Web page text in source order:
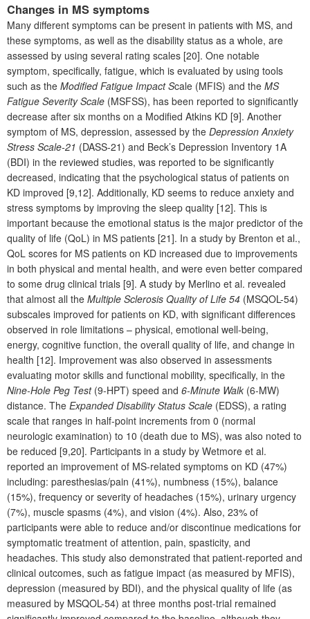
Changes in MS symptoms
Many different symptoms can be present in patients with MS, and
these symptoms, as well as the disability status as a whole, are
assessed by using several rating scales [20]. One notable
symptom, specifically, fatigue, which is evaluated by using tools
such as the Modified Fatigue Impact Scale (MFIS) and the MS
Fatigue Severity Scale (MSFSS), has been reported to significantly
decrease after six months on a Modified Atkins KD [9]. Another
symptom of MS, depression, assessed by the Depression Anxiety
Stress Scale-21 (DASS-21) and Beck’s Depression Inventory 1A
(BDI) in the reviewed studies, was reported to be significantly
decreased, indicating that the psychological status of patients on
KD improved [9,12]. Additionally, KD seems to reduce anxiety and
stress symptoms by improving the sleep quality [12]. This is
important because the emotional status is the major predictor of the
quality of life (QoL) in MS patients [21]. In a study by Brenton et al.,
QoL scores for MS patients on KD increased due to improvements
in both physical and mental health, and were even better compared
to some drug clinical trials [9]. A study by Merlino et al. revealed
that almost all the Multiple Sclerosis Quality of Life 54 (MSQOL-54)
subscales improved for patients on KD, with significant differences
observed in role limitations – physical, emotional well-being,
energy, cognitive function, the overall quality of life, and change in
health [12]. Improvement was also observed in assessments
evaluating motor skills and functional mobility, specifically, in the
Nine-Hole Peg Test(9-HPT) speed and 6-Minute Walk (6-MW)
distance. The Expanded Disability Status Scale (EDSS), a rating
scale that ranges in half-point increments from 0 (normal
neurologic examination) to 10 (death due to MS), was also noted to
be reduced [9,20]. Participants in a study by Wetmore et al.
reported an improvement of MS-related symptoms on KD (47%)
including: paresthesias/pain (41%), numbness (15%), balance
(15%), frequency or severity of headaches (15%), urinary urgency
(7%), muscle spasms (4%), and vision (4%). Also, 23% of
participants were able to reduce and/or discontinue medications for
symptomatic treatment of attention, pain, spasticity, and
headaches. This study also demonstrated that patient-reported and
clinical outcomes, such as fatigue impact (as measured by MFIS),
depression (measured by BDI), and the physical quality of life (as
measured by MSQOL-54) at three months post-trial remained